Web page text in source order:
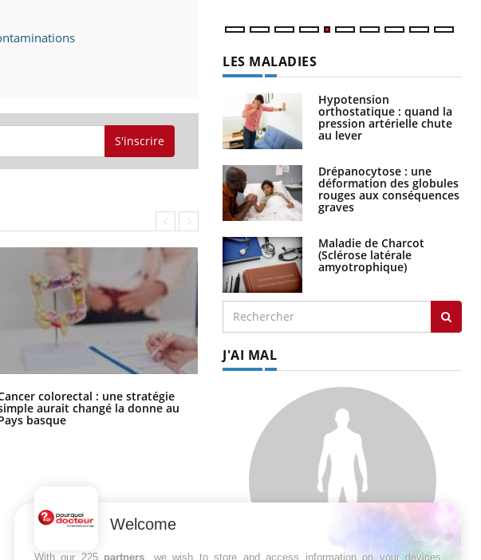
S'inscrire
colorectal : une stratégie
aurait changé la donne au
basque
Chikungunya, dengue, West Nile :
que se passe-t-il dans le sud de la
LES MALADIES
Hypotension
orthostatique : quand la
pression artérielle chute
au lever
Drépanocytose : une
déformation des globules
rouges aux conséquences
graves
Maladie de Charcot
(Sclérose latérale
amyotrophique)
J'AI MAL
Welcome
With our 225 partners , we wish to store and access information on your devices